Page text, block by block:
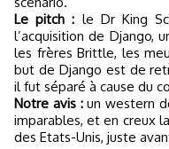
Le pitch : le Dr King
l’acquisition de Django,
les frères Brittle, les
but de Django est de
il fut séparé à cause du
Notre avis :un western
imparables, et en creux
des Etats-Unis, juste